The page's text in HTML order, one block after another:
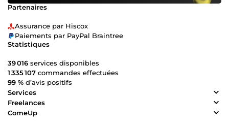
Partenaires
Assurance par Hiscox
Paiements par PayPal Braintree
Statistiques
39 016 services disponibles
1 335 107 commandes effectuées
99 % d’avis positifs
Services
Freelances
ComeUp